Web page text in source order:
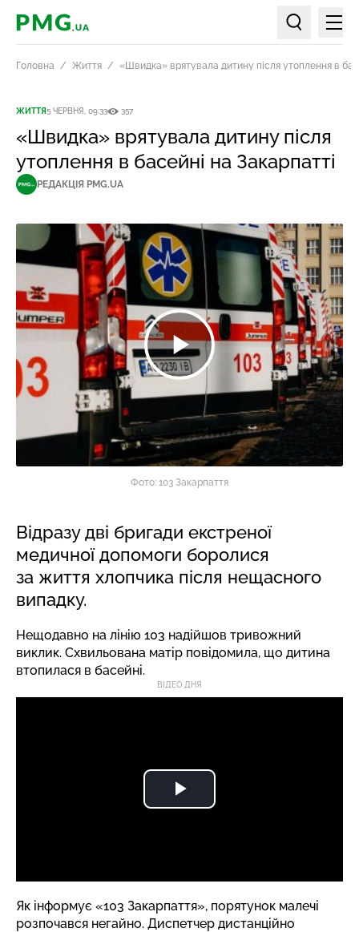
PMG.ua
Пошук по
Головна Життя «Швидка» врятувала дитину після утоплення в
ЖИТТЯ5 ЧЕРВНЯ, 09:33 357
«Швидка» врятувала дитину після
утоплення в басейні на Закарпатті
РЕДАКЦІЯ PMG.UA
Фото: 103 Закарпаття
Відразу дві бригади екстреної
медичної допомоги боролися
за життя хлопчика після нещасного
випадку.
Нещодавно на лінію 103 надійшов тривожний
виклик. Схвильована матір повідомила, що дитина
втопилася в басейні.
ВІДЕО ДНЯ
Як інформує «103 Закарпаття», порятунок малечі
розпочався негайно. Диспетчер дистанційно